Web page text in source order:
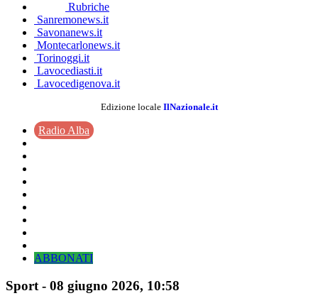
Rubriche
Sanremonews.it
Savonanews.it
Montecarlonews.it
Torinoggi.it
Lavocediasti.it
Lavocedigenova.it
Edizione locale IlNazionale.it
Radio Alba
ABBONATI
Sport - 08 giugno 2026, 10:58